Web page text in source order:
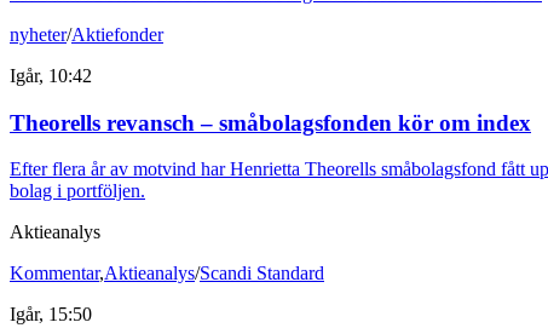
nyheter/Aktiefonder
Igår, 10:42
Theorells revansch – småbolagsfonden kör om index
Efter flera år av motvind har Henrietta Theorells småbolagsfond fått
bolag i portföljen.
Aktieanalys
Kommentar,Aktieanalys/Scandi Standard
Igår, 15:50